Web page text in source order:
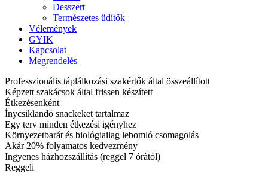
Desszert
Természetes üdítők
Vélemények
GYIK
Kapcsolat
Megrendelés
Professzionális táplálkozási szakértők által összeállított
Képzett szakácsok által frissen készített
Étkezésenként
Ínycsiklandó snackeket tartalmaz
Egy terv minden étkezési igényhez
Környezetbarát és biológiailag lebomló csomagolás
Akár 20% folyamatos kedvezmény
Ingyenes házhozszállítás (reggel 7 óràtól)
Reggeli